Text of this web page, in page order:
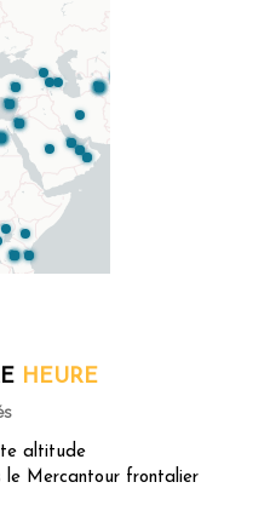
HEURE
altitude
le Mercantour frontalier